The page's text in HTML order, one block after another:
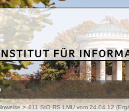
MÜNCHEN - DIDAKTIK
/811 StO RS LMU vom 24.04.12